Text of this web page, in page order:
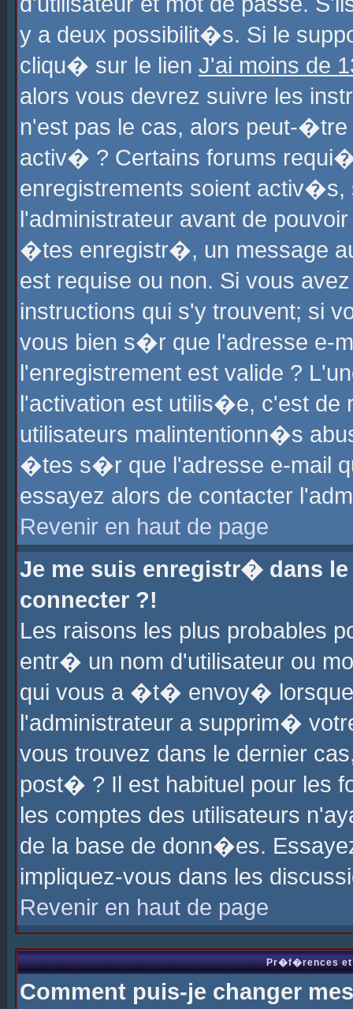
y a deux possibilit�s. Si le
cliqu� sur le lien J'ai moins de
alors vous devrez suivre les
n'est pas le cas, alors peut-
activ� ? Certains forums
enregistrements soient
l'administrateur avant de
�tes enregistr�, un message
est requise ou non. Si vous
instructions qui s'y trouvent; si
vous bien s�r que l'adresse e-
l'enregistrement est valide ?
l'activation est utilis�e, c'est
utilisateurs malintentionn�s
�tes s�r que l'adresse e-mail
essayez alors de contacter
Revenir en haut de page
Je me suis enregistr� dans
connecter ?!
Les raisons les plus probables
entr� un nom d'utilisateur ou
qui vous a �t� envoy�
l'administrateur a supprim�
vous trouvez dans le dernier
post� ? Il est habituel pour les
les comptes des utilisateurs
de la base de donn�es.
impliquez-vous dans les
Revenir en haut de page
Pr�f�rences et
Comment puis-je changer